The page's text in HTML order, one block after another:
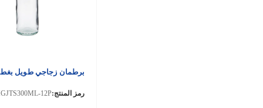
برطمان زجاجي طويل
رمز المنتج:12P